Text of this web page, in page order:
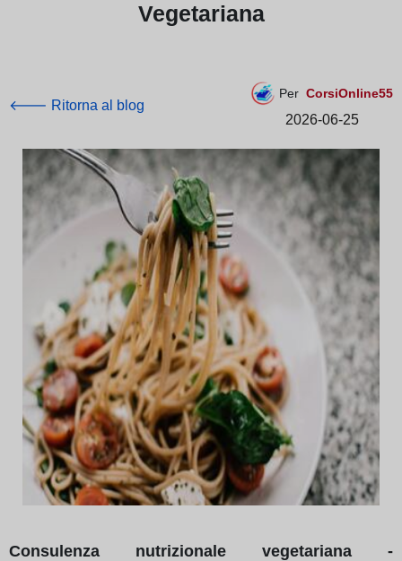
Vegetariana
🡐 Ritorna al blog
Per CorsiOnline55
2026-06-25
Consulenza nutrizionale vegetariana -